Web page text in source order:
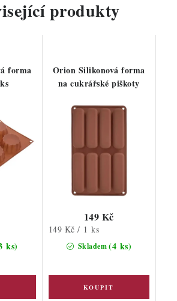
produkty
forma
ks)
Orion Silikonová forma
na cukrářské piškoty
Skladem(4 ks)
149 Kč
Měrná
149 Kč / 1 ks